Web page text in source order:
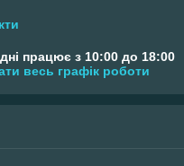
працює з 10:00 до 18:00
весь графік роботи